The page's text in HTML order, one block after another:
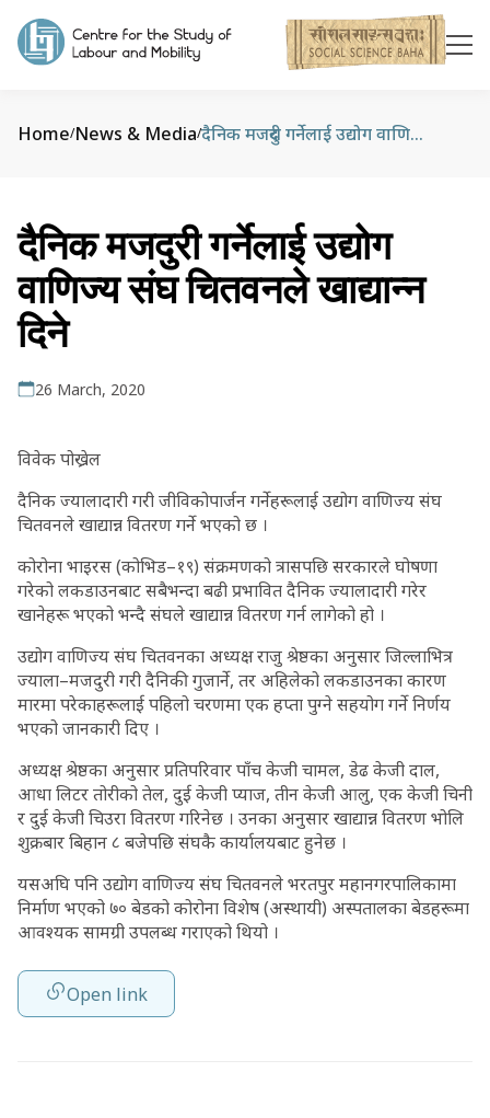
Home/News & Media/ दैनिक मजदुरी गर्नेलाई उद्योग वाणिज्य संघ चितवनले खाद्यान्न दिने
दैनिक मजदुरी गर्नेलाई उद्योग
वाणिज्य संघ चितवनले खाद्यान्न
दिने
26 March, 2020
विवेक पोख्रेल
दैनिक ज्यालादारी गरी जीविकोपार्जन गर्नेहरूलाई उद्योग वाणिज्य संघ
चितवनले खाद्यान्न वितरण गर्ने भएको छ ।
कोरोना भाइरस (कोभिड–१९) संक्रमणको त्रासपछि सरकारले घोषणा
गरेको लकडाउनबाट सबैभन्दा बढी प्रभावित दैनिक ज्यालादारी गरेर
खानेहरू भएको भन्दै संघले खाद्यान्न वितरण गर्न लागेको हो ।
उद्योग वाणिज्य संघ चितवनका अध्यक्ष राजु श्रेष्ठका अनुसार जिल्लाभित्र
ज्याला–मजदुरी गरी दैनिकी गुजार्ने, तर अहिलेको लकडाउनका कारण
मारमा परेकाहरूलाई पहिलो चरणमा एक हप्ता पुग्ने सहयोग गर्ने निर्णय
भएको जानकारी दिए ।
अध्यक्ष श्रेष्ठका अनुसार प्रतिपरिवार पाँच केजी चामल, डेढ केजी दाल,
आधा लिटर तोरीको तेल, दुई केजी प्याज, तीन केजी आलु, एक केजी चिनी
र दुई केजी चिउरा वितरण गरिनेछ । उनका अनुसार खाद्यान्न वितरण भोलि
शुक्रबार बिहान ८ बजेपछि संघकै कार्यालयबाट हुनेछ ।
यसअघि पनि उद्योग वाणिज्य संघ चितवनले भरतपुर महानगरपालिकामा
निर्माण भएको ७० बेडको कोरोना विशेष (अस्थायी) अस्पतालका बेडहरूमा
आवश्यक सामग्री उपलब्ध गराएको थियो ।
Open link